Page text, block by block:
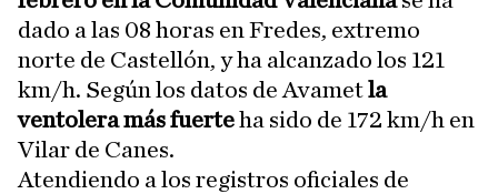
dado a las 08 horas en Fredes, extremo
norte de Castellón, y ha alcanzado los 121
km/h. Según los datos de Avametla
ventolera más fuerteha sido de 172 km/h en
Vilar de Canes.
Atendiendo a los registros oficiales de